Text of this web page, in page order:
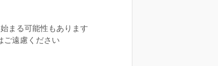
まる可能性もあります
ご遠慮ください